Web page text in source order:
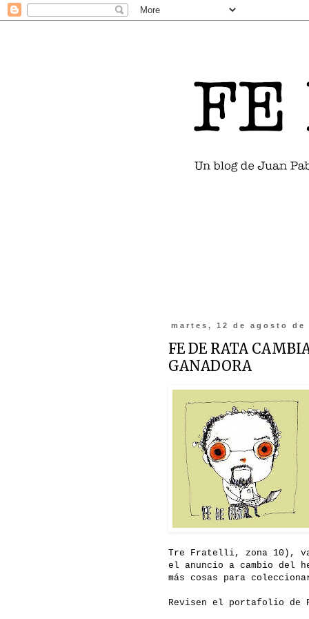
martes, 12 de agosto de
FE DE RATA
GANADORA
Tre Fratelli, zona 10),
el anuncio a cambio del
más cosas para
Revisen el portafolio de